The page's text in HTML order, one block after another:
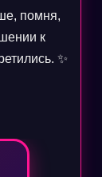
помня,
к
✨